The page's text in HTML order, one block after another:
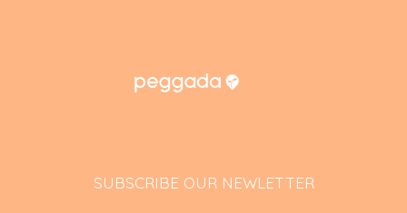
SUBSCRIBE OUR NEWLETTER